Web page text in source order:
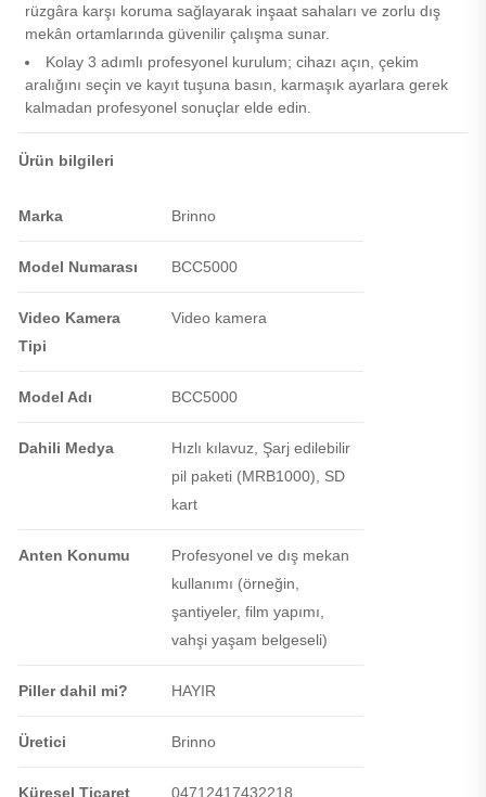
rüzgâra karşı koruma sağlayarak inşaat sahaları ve zorlu dış
mekân ortamlarında güvenilir çalışma sunar.
Kolay 3 adımlı profesyonel kurulum; cihazı açın, çekim
aralığını seçin ve kayıt tuşuna basın, karmaşık ayarlara gerek
kalmadan profesyonel sonuçlar elde edin.
Ürün bilgileri
Marka Brinno
Model Numarası BCC5000
Video Kamera
Tipi
Video kamera
Model Adı BCC5000
Dahili Medya
Hızlı kılavuz, Şarj edilebilir
pil paketi (MRB1000), SD
kart
Anten Konumu
Profesyonel ve dış mekan
kullanımı (örneğin,
şantiyeler, film yapımı,
vahşi yaşam belgeseli)
Piller dahil mi? HAYIR
Üretici Brinno
Küresel Ticaret 04712417432218